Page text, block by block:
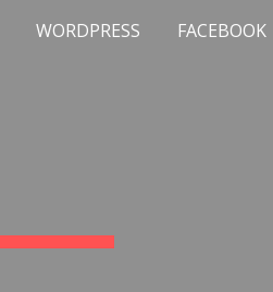
WORDPRESS FACEBOOK